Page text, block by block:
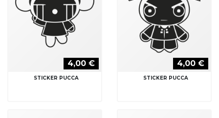
4,00 €
STICKER PUCCA
4,00 €
STICKER PUCCA